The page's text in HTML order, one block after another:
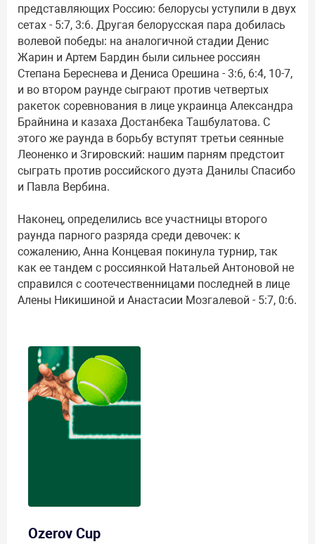
представляющих Россию: белорусы уступили в двух
сетах - 5:7, 3:6. Другая белорусская пара добилась
волевой победы: на аналогичной стадии Денис
Жарин и Артем Бардин были сильнее россиян
Степана Береснева и Дениса Орешина - 3:6, 6:4, 10-7,
и во втором раунде сыграют против четвертых
ракеток соревнования в лице украинца Александра
Брайнина и казаха Достанбека Ташбулатова. С
этого же раунда в борьбу вступят третьи сеянные
Леоненко и Згировский: нашим парням предстоит
сыграть против российского дуэта Данилы Спасибо
и Павла Вербина.
Наконец, определились все участницы второго
раунда парного разряда среди девочек: к
сожалению, Анна Концевая покинула турнир, так
как ее тандем с россиянкой Натальей Антоновой не
справился с соотечественницами последней в лице
Алены Никишиной и Анастасии Мозгалевой - 5:7, 0:6.
Ozerov Cup